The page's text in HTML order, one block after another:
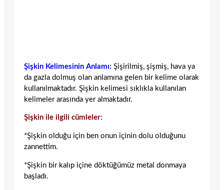
Şişkin Kelimesinin Anlamı: Şişirilmiş, şişmiş, hava ya
da gazla dolmuş olan anlamına gelen bir kelime olarak
kullanılmaktadır. Şişkin kelimesi sıklıkla kullanılan
kelimeler arasında yer almaktadır.
Şişkin ile ilgili cümleler:
*Şişkin olduğu için ben onun içinin dolu olduğunu
zannettim.
*Şişkin bir kalıp içine döktüğümüz metal donmaya
başladı.